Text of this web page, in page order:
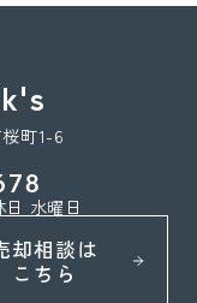
町1-6
日 水曜日
却相談は
こちら